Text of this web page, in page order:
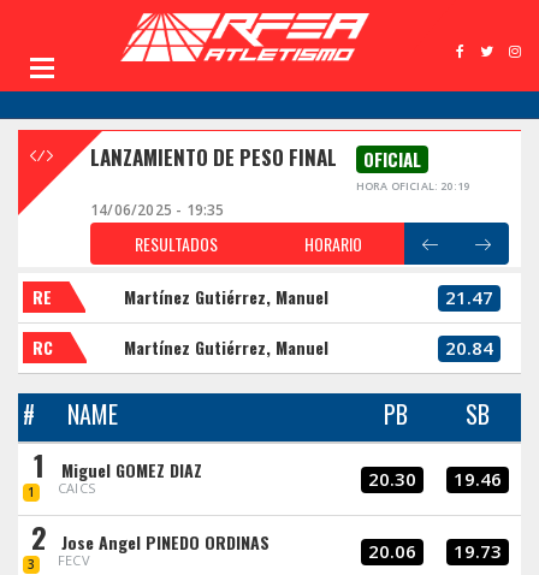
LANZAMIENTO DE PESO FINAL OFICIAL
HORA OFICIAL: 20:19
14/06/2025 - 19:35
RESULTADOS HORARIO
RE Martínez Gutiérrez, Manuel 21.47
RC Martínez Gutiérrez, Manuel 20.84
# NAME PB SB
1
1
Miguel GOMEZ DIAZ
CAICS 20.30 19.46
2
3
Jose Angel PINEDO ORDINAS
FECV 20.06 19.73